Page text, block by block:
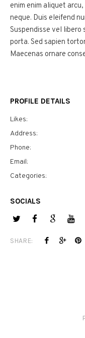
enim enim aliquet
neque. Duis eleifend
Suspendisse vel libero
porta. Sed sapien
Maecenas ornare
PROFILE DETAILS
Likes:
Address:
Phone:
Email:
Categories:
SOCIALS
SHARE: